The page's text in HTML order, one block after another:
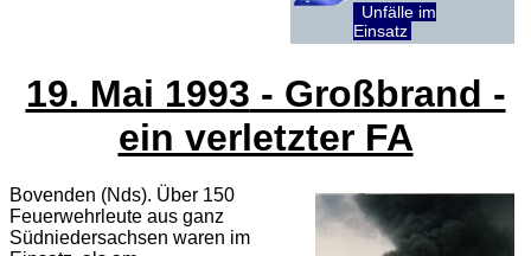
Unfälle im
Einsatz
19. Mai 1993 - Großbrand -
ein verletzter FA
Bovenden (Nds). Über 150
Feuerwehrleute aus ganz
Südniedersachsen waren im